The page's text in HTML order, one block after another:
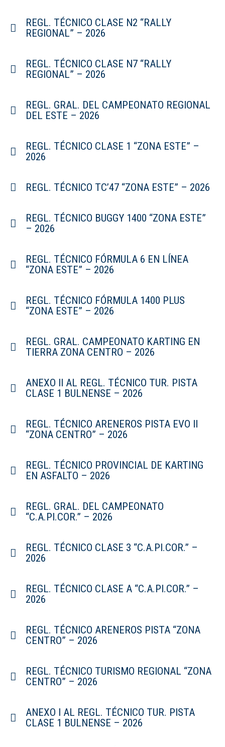
REGL. TÉCNICO CLASE N2 “RALLY
REGIONAL” – 2026
REGL. TÉCNICO CLASE N7 “RALLY
REGIONAL” – 2026
REGL. GRAL. DEL CAMPEONATO REGIONAL
DEL ESTE – 2026
REGL. TÉCNICO CLASE 1 “ZONA ESTE” –
2026
REGL. TÉCNICO TC’47 “ZONA ESTE” – 2026
REGL. TÉCNICO BUGGY 1400 “ZONA ESTE”
– 2026
REGL. TÉCNICO FÓRMULA 6 EN LÍNEA
“ZONA ESTE” – 2026
REGL. TÉCNICO FÓRMULA 1400 PLUS
“ZONA ESTE” – 2026
REGL. GRAL. CAMPEONATO KARTING EN
TIERRA ZONA CENTRO – 2026
ANEXO II AL REGL. TÉCNICO TUR. PISTA
CLASE 1 BULNENSE – 2026
REGL. TÉCNICO ARENEROS PISTA EVO II
“ZONA CENTRO” – 2026
REGL. TÉCNICO PROVINCIAL DE KARTING
EN ASFALTO – 2026
REGL. GRAL. DEL CAMPEONATO
“C.A.PI.COR.” – 2026
REGL. TÉCNICO CLASE 3 “C.A.PI.COR.” –
2026
REGL. TÉCNICO CLASE A “C.A.PI.COR.” –
2026
REGL. TÉCNICO ARENEROS PISTA “ZONA
CENTRO” – 2026
REGL. TÉCNICO TURISMO REGIONAL “ZONA
CENTRO” – 2026
ANEXO I AL REGL. TÉCNICO TUR. PISTA
CLASE 1 BULNENSE – 2026